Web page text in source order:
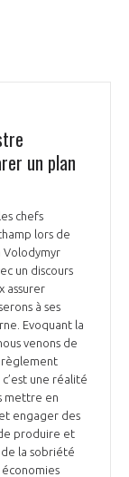
SPATIALE
6
7
un plan
chefs
lors de
Volodymyr
un discours
assurer
à ses
Evoquant la
venons de
une réalité
mettre en
engager des
produire et
de la sobriété
GIFAS.